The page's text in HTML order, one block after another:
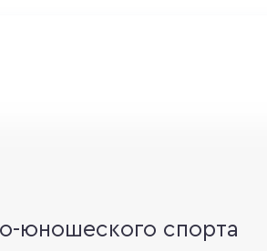
юношеского спорта